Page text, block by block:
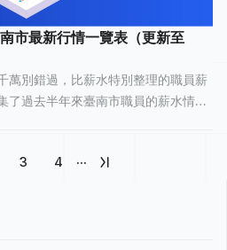
市最新行情一覽表（更新至
工作經歷，有 12 人認為這份工作「
3 4 ···